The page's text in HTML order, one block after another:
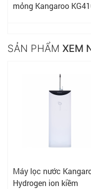
mỏng Kangaroo
SẢN PHẨM XEM
Máy lọc nước
Hydrogen ion kiềm